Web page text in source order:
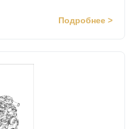
Подробнее >